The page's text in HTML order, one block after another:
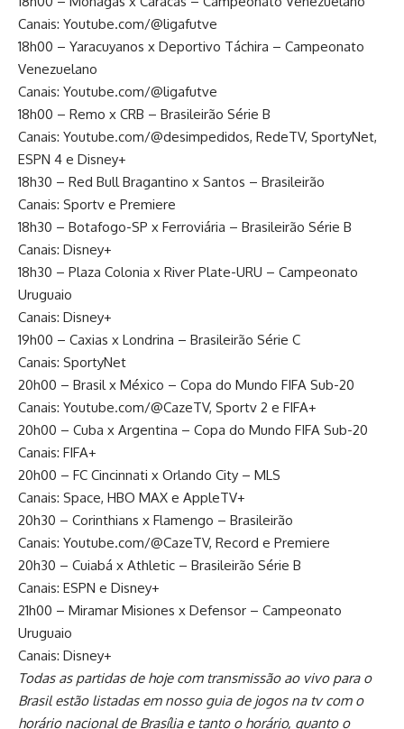
Canais: Youtube.com/@ligafutve
18h00 – Yaracuyanos x Deportivo Táchira – Campeonato
Venezuelano
Canais: Youtube.com/@ligafutve
18h00 – Remo x CRB – Brasileirão Série B
Canais: Youtube.com/@desimpedidos, RedeTV, SportyNet,
ESPN 4 e Disney+
18h30 – Red Bull Bragantino x Santos – Brasileirão
Canais: Sportv e Premiere
18h30 – Botafogo-SP x Ferroviária – Brasileirão Série B
Canais: Disney+
18h30 – Plaza Colonia x River Plate-URU – Campeonato
Uruguaio
Canais: Disney+
19h00 – Caxias x Londrina – Brasileirão Série C
Canais: SportyNet
20h00 – Brasil x México – Copa do Mundo FIFA Sub-20
Canais: Youtube.com/@CazeTV, Sportv 2 e FIFA+
20h00 – Cuba x Argentina – Copa do Mundo FIFA Sub-20
Canais: FIFA+
20h00 – FC Cincinnati x Orlando City – MLS
Canais: Space, HBO MAX e AppleTV+
20h30 – Corinthians x Flamengo – Brasileirão
Canais: Youtube.com/@CazeTV, Record e Premiere
20h30 – Cuiabá x Athletic – Brasileirão Série B
Canais: ESPN e Disney+
21h00 – Miramar Misiones x Defensor – Campeonato
Uruguaio
Canais: Disney+
Todas as partidas de hoje com transmissão ao vivo para o
Brasil estão listadas em nosso guia de jogos na tv com o
horário nacional de Brasília e tanto o horário, quanto o